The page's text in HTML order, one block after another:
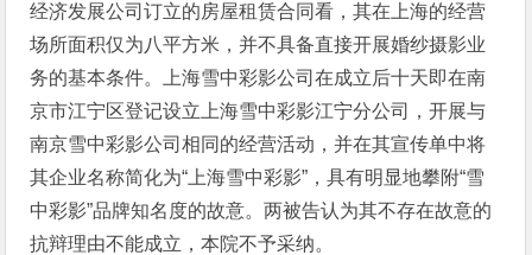
经济发展公司订立的房屋租赁合同看，其在上海的经营
场所面积仅为八平方米，并不具备直接开展婚纱摄影业
务的基本条件。上海雪中彩影公司在成立后十天即在南
京市江宁区登记设立上海雪中彩影江宁分公司，开展与
南京雪中彩影公司相同的经营活动，并在其宣传单中将
其企业名称简化为“上海雪中彩影”，具有明显地攀附“雪
中彩影”品牌知名度的故意。两被告认为其不存在故意的
抗辩理由不能成立，本院不予采纳。